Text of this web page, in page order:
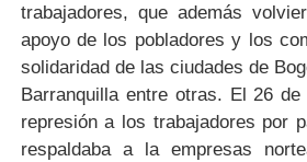
trabajadores, que además
apoyo de los pobladores y los
solidaridad de las ciudades de
Barranquilla entre otras. El 26
represión a los trabajadores por
respaldaba a la empresas